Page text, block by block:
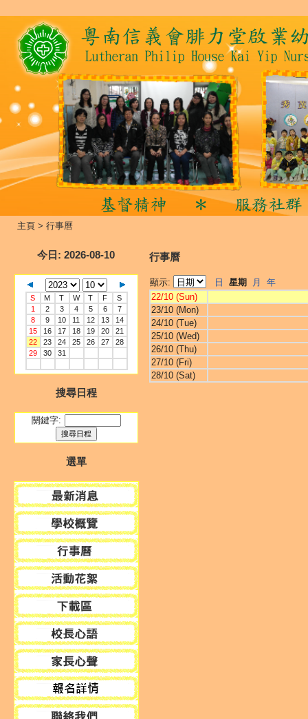
主頁 > 行事曆
今日 : 2026-08-10
S M T W T F
S
1
2 3 4 5 6
7
8
9 10 11 12 13
14
15
16 17 18 19 20
21
22
23 24 25 26 27
28
29
30 31
搜尋日程
關鍵字:
選單
行事曆
顯示: 日 星期 月
年
22/10 (Sun)
23/10 (Mon)
24/10 (Tue)
25/10 (Wed)
26/10 (Thu)
27/10 (Fri)
28/10 (Sat)